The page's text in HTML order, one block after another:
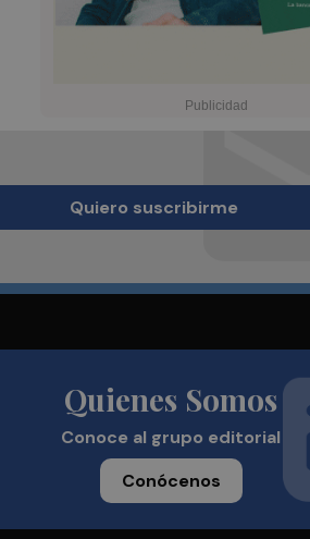
Quiero suscribirme
Quienes Somos
Conoce al grupo editorial
Conócenos